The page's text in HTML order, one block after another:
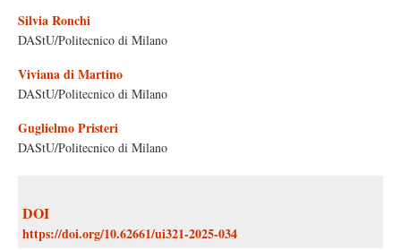
Silvia Ronchi
DAStU/Politecnico di Milano
Viviana di Martino
DAStU/Politecnico di Milano
Guglielmo Pristeri
DAStU/Politecnico di Milano
DOI
https://doi.org/10.62661/ui321-2025-034